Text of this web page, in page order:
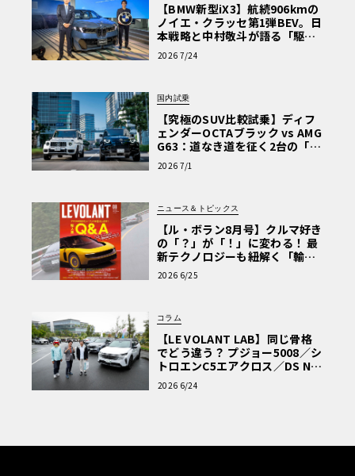
【BMW新型iX3】航続906kmの
ノイエ・クラッセ第1弾BEV。日
本戦略と中村敬斗が語る「駆け
ぬける歓び」
2026 7/24
国内試乗
【究極のSUV比較試乗】ディフ
ェンダーOCTAブラック vs AMG
G63：道なき道を征く2台の「対
極的アプローチ」
2026 7/1
ニュース＆トピックス
【ル・ボラン8月号】クルマ好き
の「？」が「！」に変わる！ 最
新テクノロジーも紐解く「輸入
車Q&A」
2026 6/25
コラム
【LE VOLANT LAB】同じ骨格
でどう違う？ プジョー5008／シ
トロエンC5エアクロス／DS Nº4
読者一気乗りレポート
2026 6/24